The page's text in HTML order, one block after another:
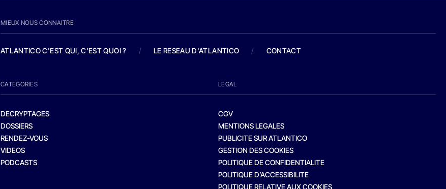
MIEUX NOUS CONNAITRE
ATLANTICO C'EST QUI, C'EST QUOI ? / LE RESEAU D'ATLANTICO / CONTACT
CATEGORIES
DECRYPTAGES
DOSSIERS
RENDEZ-VOUS
VIDEOS
PODCASTS
LEGAL
CGV
MENTIONS LEGALES
PUBLICITE SUR ATLANTICO
GESTION DES COOKIES
POLITIQUE DE CONFIDENTIALITE
POLITIQUE D’ACCESSIBILITE
POLITIQUE RELATIVE AUX COOKIES